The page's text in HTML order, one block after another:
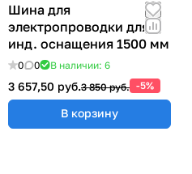
Шина для
электропроводки для
инд. оснащения 1500 мм
0 0 В наличии: 6
3 657,50 руб.3 850 руб. -5%
В корзину